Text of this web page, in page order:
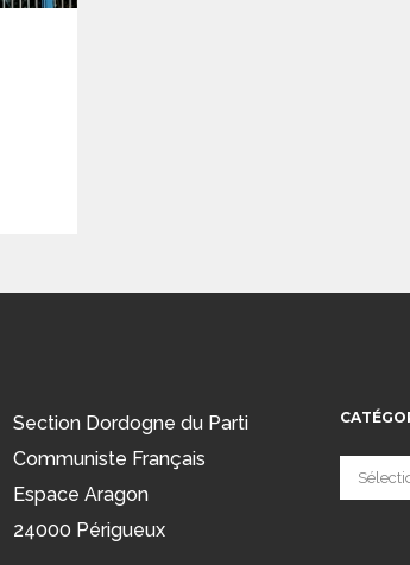
Section Dordogne du Parti
Communiste Français
Espace Aragon
24000 Périgueux